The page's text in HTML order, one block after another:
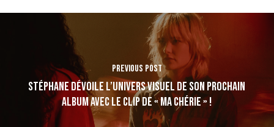
Previous Post
Stéphane dévoile l’univers visuel de son prochain
album avec le clip de « Ma Chérie » !